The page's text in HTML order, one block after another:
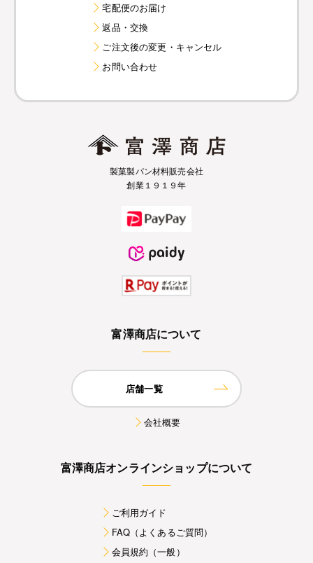
宅配便のお届け
返品・交換
ご注文後の変更・キャンセル
お問い合わせ
製菓製パン材料販売会社
創業１９１９年
富澤商店について
店舗一覧
会社概要
富澤商店オンラインショップについて
ご利用ガイド
FAQ（よくあるご質問）
会員規約（一般）